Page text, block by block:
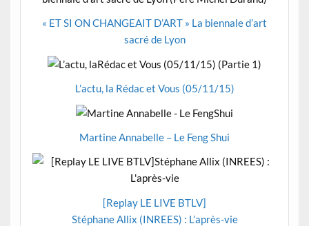
« ET SI ON CHANGEAIT D’ART » La biennale d’art
sacré de Lyon
L’actu, la Rédac et Vous (05/11/15)
Martine Annabelle – Le Feng Shui
[Replay LE LIVE BTLV]
Stéphane Allix (INREES) : L’après-vie